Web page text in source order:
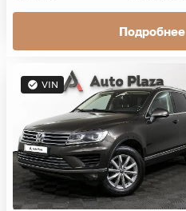
Подробнее
VIN